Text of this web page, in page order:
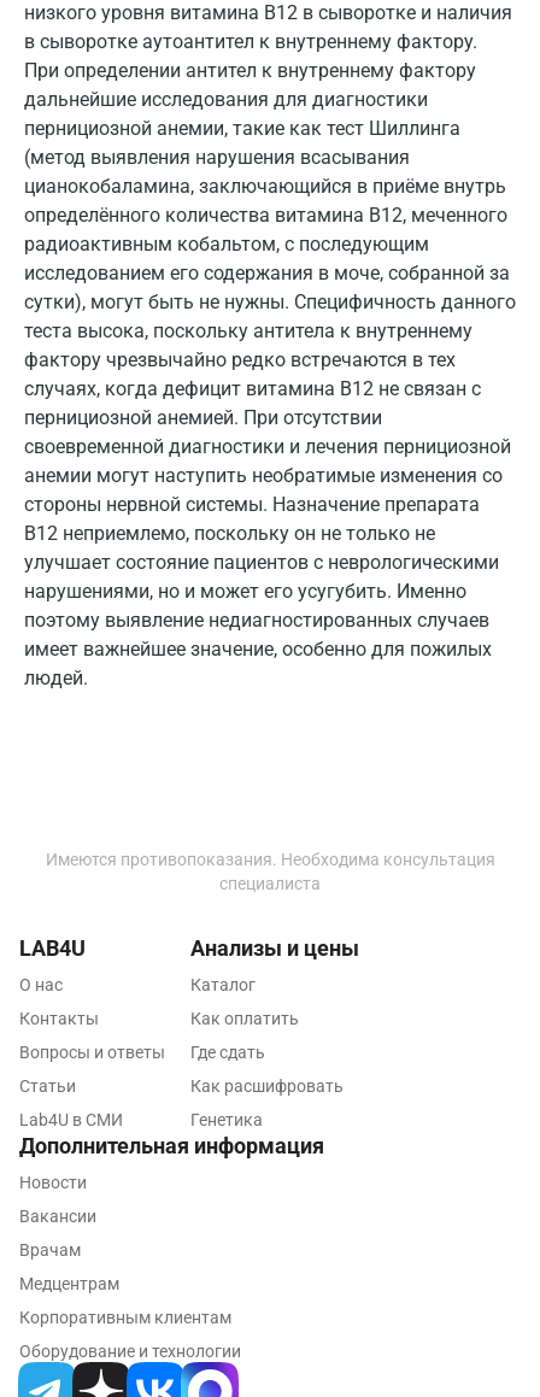
низкого уровня витамина B12 в сыворотке и наличия
в сыворотке аутоантител к внутреннему фактору.
При определении антител к внутреннему фактору
дальнейшие исследования для диагностики
пернициозной анемии, такие как тест Шиллинга
(метод выявления нарушения всасывания
цианокобаламина, заключающийся в приёме внутрь
определённого количества витамина В12, меченного
радиоактивным кобальтом, с последующим
исследованием его содержания в моче, собранной за
сутки), могут быть не нужны. Специфичность данного
теста высока, поскольку антитела к внутреннему
фактору чрезвычайно редко встречаются в тех
случаях, когда дефицит витамина В12 не связан с
пернициозной анемией. При отсутствии
своевременной диагностики и лечения пернициозной
анемии могут наступить необратимые изменения со
стороны нервной системы. Назначение препарата
В12 неприемлемо, поскольку он не только не
улучшает состояние пациентов с неврологическими
нарушениями, но и может его усугубить. Именно
поэтому выявление недиагностированных случаев
имеет важнейшее значение, особенно для пожилых
людей.
Екатеринбург
Звенигород
Зеленоград
Ивантеевка
Ижевск
Истра
Йошкар-Ола
Калининград
Калуга
Кемерово
Коломна
Королев
Краснодар
Курск
Липецк
Люберцы
Майкоп
Мурманск
Мытищи
Набережные Челны
Имеются противопоказания. Необходима консультация
специалиста
LAB4U
О нас
Контакты
Вопросы и ответы
Статьи
Lab4U в СМИ
Анализы и цены
Каталог
Как оплатить
Где сдать
Как расшифровать
Генетика
Дополнительная информация
Новости
Вакансии
Врачам
Медцентрам
Корпоративным клиентам
Оборудование и технологии